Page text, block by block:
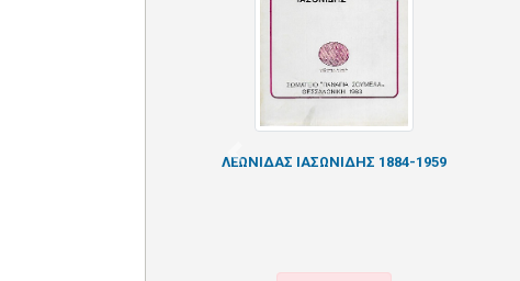
ΛΕΩΝΙΔΑΣ ΙΑΣΩΝΙΔΗΣ 1884-1959
Previous